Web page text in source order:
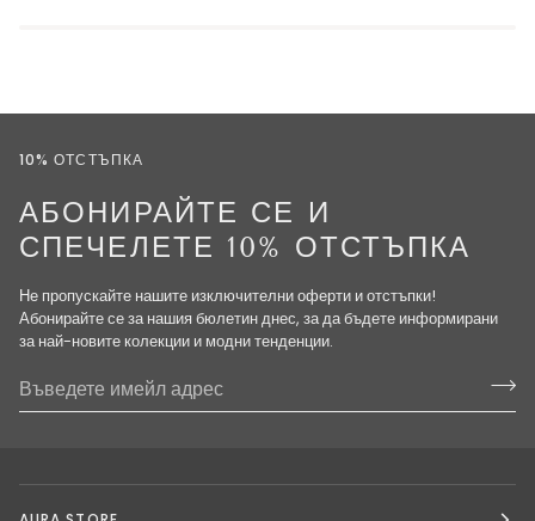
10% ОТСТЪПКА
АБОНИРАЙТЕ СЕ И
СПЕЧЕЛЕТЕ 10% ОТСТЪПКА
Не пропускайте нашите изключителни оферти и отстъпки!
Абонирайте се за нашия бюлетин днес, за да бъдете информирани
за най-новите колекции и модни тенденции.